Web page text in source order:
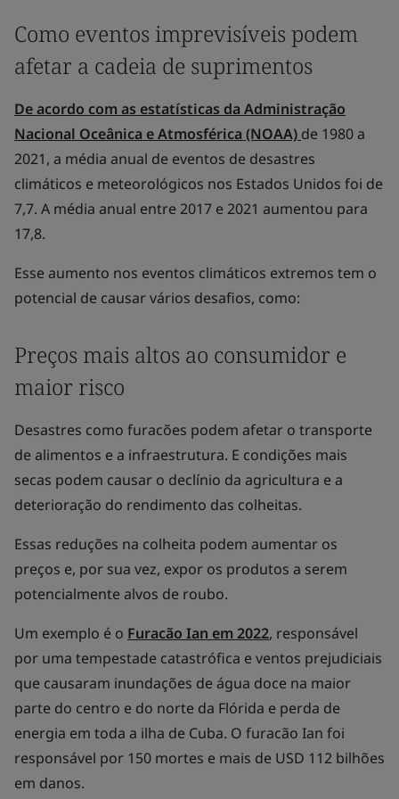
Como eventos imprevisíveis podem
afetar a cadeia de suprimentos
De acordo com as estatísticas da Administração
Nacional Oceânica e Atmosférica (NOAA) de 1980 a
2021, a média anual de eventos de desastres
climáticos e meteorológicos nos Estados Unidos foi de
7,7. A média anual entre 2017 e 2021 aumentou para
17,8.
Esse aumento nos eventos climáticos extremos tem o
potencial de causar vários desafios, como:
Preços mais altos ao consumidor e
maior risco
Desastres como furacões podem afetar o transporte
de alimentos e a infraestrutura. E condições mais
secas podem causar o declínio da agricultura e a
deterioração do rendimento das colheitas.
Essas reduções na colheita podem aumentar os
preços e, por sua vez, expor os produtos a serem
potencialmente alvos de roubo.
Um exemplo é o Furacão Ian em 2022, responsável
por uma tempestade catastrófica e ventos prejudiciais
que causaram inundações de água doce na maior
parte do centro e do norte da Flórida e perda de
energia em toda a ilha de Cuba. O furacão Ian foi
responsável por 150 mortes e mais de USD 112 bilhões
em danos.